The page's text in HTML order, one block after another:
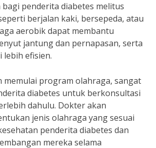
penderita diabetes melitus
berjalan kaki, bersepeda, atau
aerobik dapat membantu
jantung dan pernapasan, serta
lebih efisien.
memulai program olahraga, sangat
diabetes untuk berkonsultasi
dahulu. Dokter akan
jenis olahraga yang sesuai
penderita diabetes dan
mereka selama